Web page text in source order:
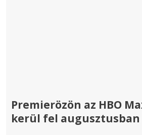
Premierözön az HBO
kerül fel augusztusban